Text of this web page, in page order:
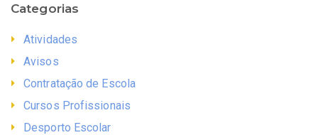
Categorias
Atividades
Avisos
Contratação de Escola
Cursos Profissionais
Desporto Escolar